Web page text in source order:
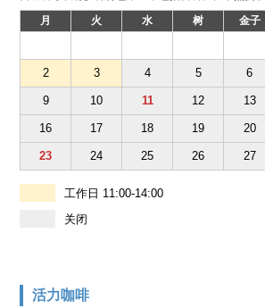
月 火 水 树 金子
2 3 4 5 6
9 10 11 12 13
16 17 18 19 20
23 24 25 26 27
工作日 11:00-14:00
关闭
活力咖啡